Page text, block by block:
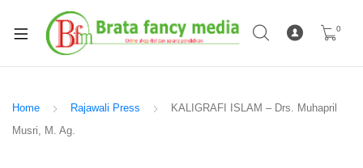
0
Home Rajawali Press
KALIGRAFI ISLAM – Drs. Muhapril
Musri, M. Ag.